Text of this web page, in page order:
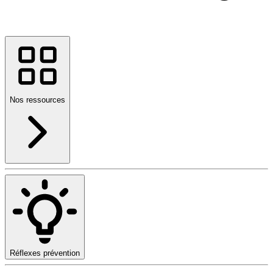
Nos ressources
Réflexes prévention